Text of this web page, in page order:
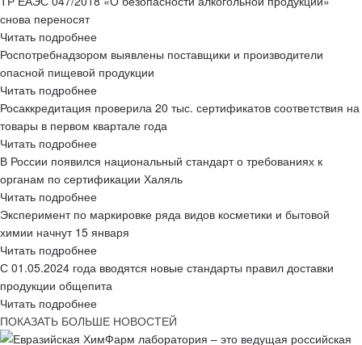
снова переносят
Читать подробнее
Роспотребнадзором выявлены поставщики и производители
опасной пищевой продукции
Читать подробнее
Росаккредитация проверила 20 тыс. сертификатов соответствия на
товары в первом квартале года
Читать подробнее
В России появился национальный стандарт о требованиях к
органам по сертификации Халяль
Читать подробнее
Эксперимент по маркировке ряда видов косметики и бытовой
химии начнут 15 января
Читать подробнее
С 01.05.2024 года вводятся новые стандарты правил доставки
продукции общепита
Читать подробнее
ПОКАЗАТЬ БОЛЬШЕ НОВОСТЕЙ